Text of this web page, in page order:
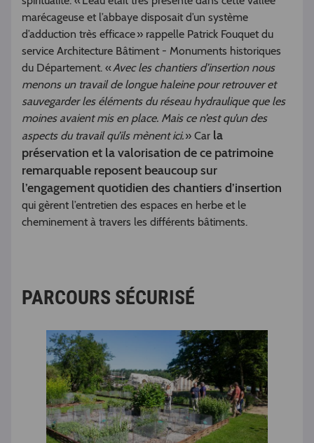
marécageuse et l’abbaye disposait d’un système
d’adduction très efficace » rappelle Patrick Fouquet du
service Architecture Bâtiment - Monuments historiques
du Département. «Avec les chantiers d’insertion nous
menons un travail de longue haleine pour retrouver et
sauvegarder les éléments du réseau hydraulique que les
moines avaient mis en place. Mais ce n’est qu’un des
aspects du travail qu’ils mènent ici.» Car la
préservation et la valorisation de ce patrimoine
remarquable reposent beaucoup sur
l’engagement quotidien des chantiers d’insertion
qui gèrent l’entretien des espaces en herbe et le
cheminement à travers les différents bâtiments.
PARCOURS SÉCURISÉ